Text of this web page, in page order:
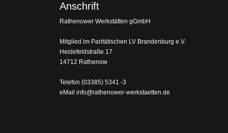
Anschrift
Rathenower Werkstätten gGmbH
Mitglied im Paritätischen LV Brandenburg e.V.
Heidefeldstraße 17
14712 Rathenow
Telefon (03385) 5341 -3
eMail info@rathenower-werkstaetten.de